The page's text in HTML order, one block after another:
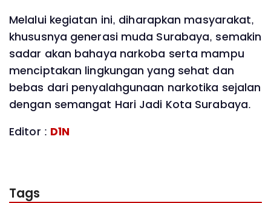
Melalui kegiatan ini, diharapkan masyarakat,
khususnya generasi muda Surabaya, semakin
sadar akan bahaya narkoba serta mampu
menciptakan lingkungan yang sehat dan
bebas dari penyalahgunaan narkotika sejalan
dengan semangat Hari Jadi Kota Surabaya.
Editor : D1N
Tags